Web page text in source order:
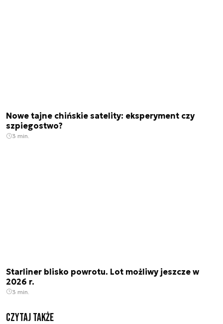
Nowe tajne chińskie satelity: eksperyment czy
szpiegostwo?
3 min.
Starliner blisko powrotu. Lot możliwy jeszcze w
2026 r.
3 min.
Czytaj także